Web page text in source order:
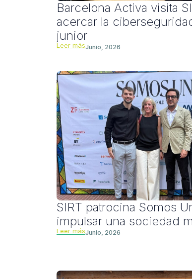
Barcelona Activa visita
acercar la
junior
Leer másJunio, 2026
SIRT patrocina Somos
impulsar una sociedad
Leer másJunio, 2026